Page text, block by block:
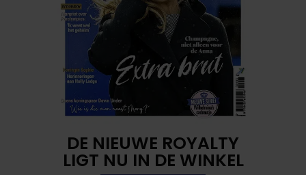
DE NIEUWE ROYALTY
LIGT NU IN DE WINKEL